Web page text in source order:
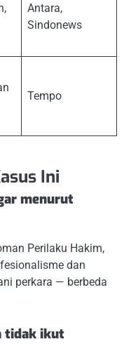
Antara,
Sindonews
Tempo
Ini
menurut
Perilaku Hakim,
dan
perkara — berbeda
tidak ikut